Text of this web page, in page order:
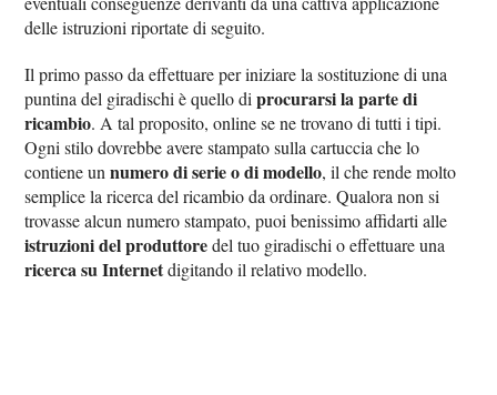
delle istruzioni riportate di seguito.
Il primo passo da effettuare per iniziare la sostituzione di una
puntina del giradischi è quello diprocurarsi la parte di
ricambio. A tal proposito, online se ne trovano di tutti i tipi.
Ogni stilo dovrebbe avere stampato sulla cartuccia che lo
contiene unnumero di serie o di modello, il che rende molto
semplice la ricerca del ricambio da ordinare. Qualora non si
trovasse alcun numero stampato, puoi benissimo affidarti alle
istruzioni del produttoredel tuo giradischi o effettuare una
ricerca su Internetdigitando il relativo modello.